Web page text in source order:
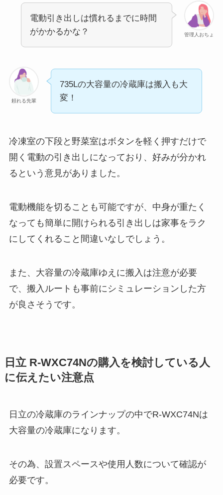
管理人おちょ
電動引き出しは慣れるまでに時間
がかかるかな？
頼れる先輩
735Lの大容量の冷蔵庫は搬入も大
変！
冷凍室の下段と野菜室はボタンを軽く押すだけで
開く電動の引き出しになっており、好みが分かれ
るという意見がありました。
電動機能を切ることも可能ですが、中身が重たく
なっても簡単に開けられる引き出しは家事をラク
にしてくれること間違いなしでしょう。
また、大容量の冷蔵庫ゆえに搬入は注意が必要
で、搬入ルートも事前にシミュレーションした方
が良さそうです。
日立 R-WXC74Nの購入を検討している人
に伝えたい注意点
日立の冷蔵庫のラインナップの中でR-WXC74Nは
大容量の冷蔵庫になります。
その為、設置スペースや使用人数について確認が
必要です。